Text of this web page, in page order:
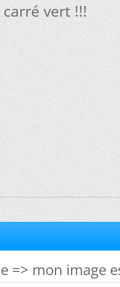
vert !!!
=> mon image